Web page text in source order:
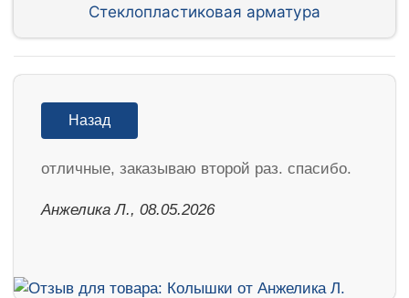
Стеклопластиковая арматура
Назад
отличные, заказываю второй раз. спасибо.
Анжелика Л., 08.05.2026